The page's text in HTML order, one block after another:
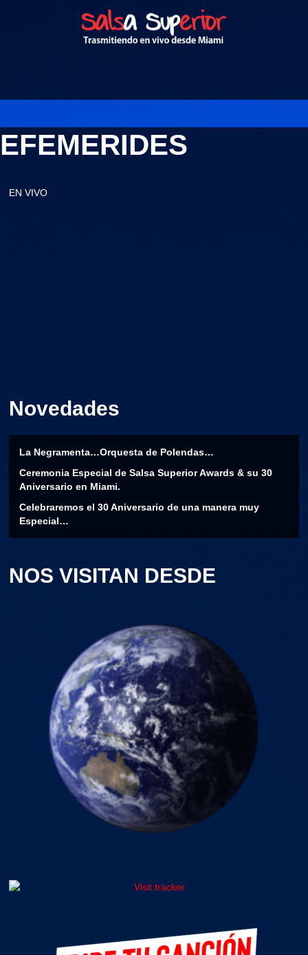
EFEMERIDES
EN VIVO
Novedades
La Negramenta…Orquesta de Polendas…
Ceremonia Especial de Salsa Superior Awards & su 30
Aniversario en Miami.
Celebraremos el 30 Aniversario de una manera muy
Especial…
NOS VISITAN DESDE